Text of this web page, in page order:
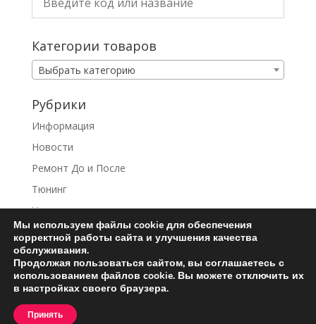
Категории товаров
Выбрать категорию
Рубрики
Информация
Новости
Ремонт До и После
Тюнинг
Услуги
Ремонт турбин
Контакты
Пользовательское соглашение
Мы используем файлы cookie для обеспечения
корректной работы сайта и улучшения качества
обслуживания.
Продолжая пользоваться сайтом, вы соглашаетесь с
использованием файлов cookie. Вы можете отключить их
в настройках своего браузера.
Принять